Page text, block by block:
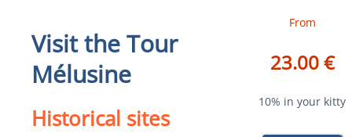
Visit the Tour
Mélusine
Historical sites
From
23.00 €
10% in your kitty